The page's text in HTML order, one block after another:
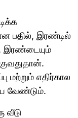
பதில், இரண்டில்
இரண்டையும்
மற்றும் எதிர்கால
வேண்டும்.
வீடு